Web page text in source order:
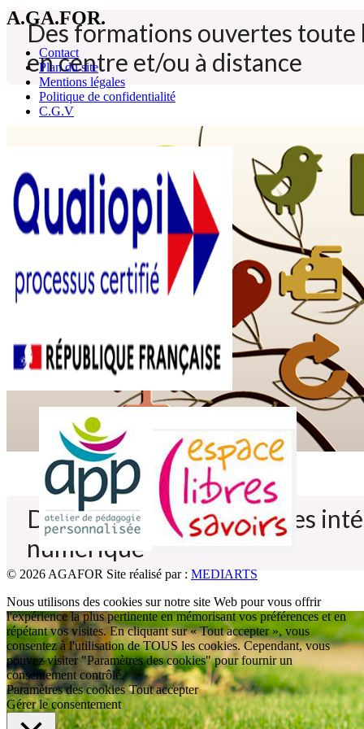
Des formations ouvertes toute
en centre et/ou à distance
Des formations innovantes
numérique
A.GA.FOR.
Contact
Plan du site
Mentions légales
Politique de confidentialité
C.G.V
© 2026 AGAFOR Site réalisé par : MEDIARTS
Nous utilisons des cookies sur notre site Web pour vous offrir
l'expérience la plus pertinente en mémorisant vos préférences et en
répétant vos visites. En cliquant sur « Tout accepter », vous
consentez à l'utilisation de TOUS les cookies. Cependant, vous
pouvez visiter "Paramètres des cookies" pour fournir un
consentement contrôlé.
Paramètres des cookies Tout accepter
Gérer le consentement